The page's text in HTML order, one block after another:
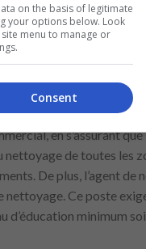
ainsi une
de vente, avec un
en s’assurant
de toutes les
De plus, l’agent de
Ce poste
minimum
on the basis of legitimate
your options below. Look
menu to manage or
Consent